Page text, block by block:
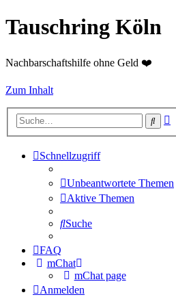
Tauschring Köln
Nachbarschaftshilfe ohne Geld ❤️
Zum Inhalt
Suche
Schnellzugriff
Unbeantwortete Themen
Aktive Themen
Suche
FAQ
mChat
mChat page
Anmelden